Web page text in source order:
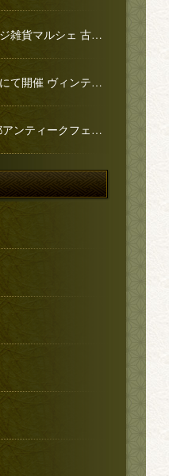
ヴィンテージ雑貨マルシェ 古忨堂 和骨董コーナーのご紹介
阪神百貨店にて開催 ヴィンテージ雑貨マルシェへ出店いたします
第95回 京都アンティークフェア 出店のお知らせ